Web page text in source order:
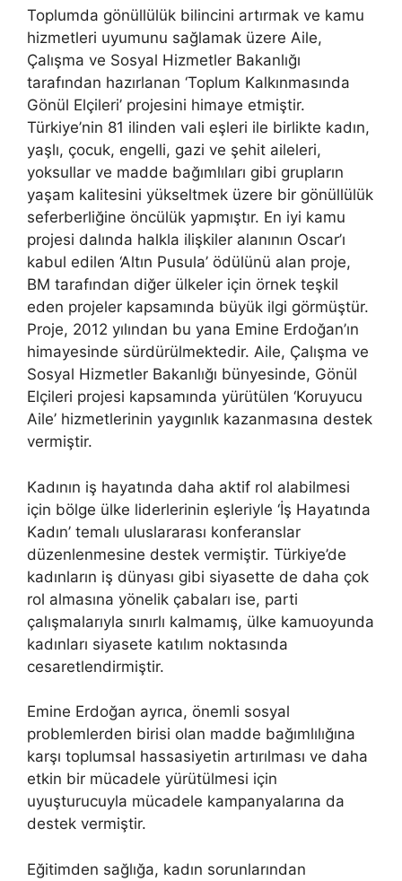
Toplumda gönüllülük bilincini artırmak ve kamu
hizmetleri uyumunu sağlamak üzere Aile,
Çalışma ve Sosyal Hizmetler Bakanlığı
tarafından hazırlanan ‘Toplum Kalkınmasında
Gönül Elçileri’ projesini himaye etmiştir.
Türkiye’nin 81 ilinden vali eşleri ile birlikte kadın,
yaşlı, çocuk, engelli, gazi ve şehit aileleri,
yoksullar ve madde bağımlıları gibi grupların
yaşam kalitesini yükseltmek üzere bir gönüllülük
seferberliğine öncülük yapmıştır. En iyi kamu
projesi dalında halkla ilişkiler alanının Oscar’ı
kabul edilen ‘Altın Pusula’ ödülünü alan proje,
BM tarafından diğer ülkeler için örnek teşkil
eden projeler kapsamında büyük ilgi görmüştür.
Proje, 2012 yılından bu yana Emine Erdoğan’ın
himayesinde sürdürülmektedir. Aile, Çalışma ve
Sosyal Hizmetler Bakanlığı bünyesinde, Gönül
Elçileri projesi kapsamında yürütülen ‘Koruyucu
Aile’ hizmetlerinin yaygınlık kazanmasına destek
vermiştir.
Kadının iş hayatında daha aktif rol alabilmesi
için bölge ülke liderlerinin eşleriyle ‘İş Hayatında
Kadın’ temalı uluslararası konferanslar
düzenlenmesine destek vermiştir. Türkiye’de
kadınların iş dünyası gibi siyasette de daha çok
rol almasına yönelik çabaları ise, parti
çalışmalarıyla sınırlı kalmamış, ülke kamuoyunda
kadınları siyasete katılım noktasında
cesaretlendirmiştir.
Emine Erdoğan ayrıca, önemli sosyal
problemlerden birisi olan madde bağımlılığına
karşı toplumsal hassasiyetin artırılması ve daha
etkin bir mücadele yürütülmesi için
uyuşturucuyla mücadele kampanyalarına da
destek vermiştir.
Eğitimden sağlığa, kadın sorunlarından